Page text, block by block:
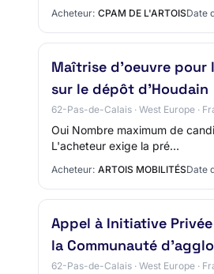
Acheteur: CPAM DE L'ARTOISDate
Maîtrise d'oeuvre pour
sur le dépôt d'Houdain
62-Pas-de-Calais · West Europe ·
Oui Nombre maximum de
L'acheteur exige la pré…
Acheteur: ARTOIS MOBILITÉSDate
Appel à Initiative
la Communauté
62-Pas-de-Calais · West Europe ·